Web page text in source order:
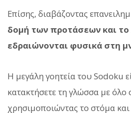
Επίσης, διαβάζοντας
δομή των προτάσεων και το
εδραιώνονται φυσικά στη
Η μεγάλη γοητεία του Sodoku
κατακτήσετε τη γλώσσα με όλο
χρησιμοποιώντας το στόμα και